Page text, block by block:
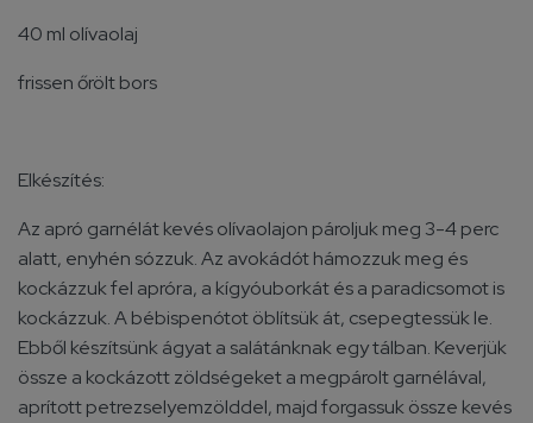
40 ml olívaolaj
frissen őrölt bors
Elkészítés:
Az apró garnélát kevés olívaolajon pároljuk meg 3-4 perc
alatt, enyhén sózzuk. Az avokádót hámozzuk meg és
kockázzuk fel apróra, a kígyóuborkát és a paradicsomot is
kockázzuk. A bébispenótot öblítsük át, csepegtessük le.
Ebből készítsünk ágyat a salátánknak egy tálban. Keverjük
össze a kockázott zöldségeket a megpárolt garnélával,
aprított petrezselyemzölddel, majd forgassuk össze kevés